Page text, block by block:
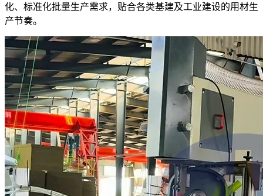
化、标准化批量生产需求，贴合各类基建及工业建设的用材生
产节奏。